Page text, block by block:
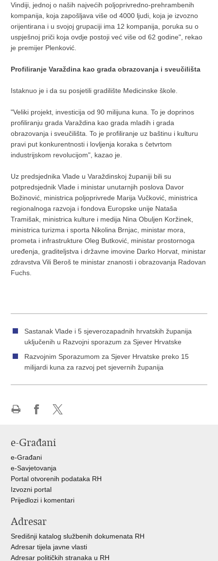
Vindiji, jednoj o naših najvećih poljoprivredno-prehrambenih
kompanija, koja zapošljava više od 4000 ljudi, koja je izvozno
orijentirana i u svojoj grupaciji ima 12 kompanija, poruka su o
uspješnoj priči koja ovdje postoji već više od 62 godine", rekao
je premijer Plenković.
Profiliranje Varaždina kao grada obrazovanja i sveučilišta
Istaknuo je i da su posjetili gradilište Medicinske škole.
"Veliki projekt, investicija od 90 milijuna kuna. To je doprinos
profiliranju grada Varaždina kao grada mladih i grada
obrazovanja i sveučilišta. To je profiliranje uz baštinu i kulturu
pravi put konkurentnosti i lovljenja koraka s četvrtom
industrijskom revolucijom", kazao je.
Uz predsjednika Vlade u Varaždinskoj županiji bili su
potpredsjednik Vlade i ministar unutarnjih poslova Davor
Božinović, ministrica poljoprivrede Marija Vučković, ministrica
regionalnoga razvoja i fondova Europske unije Nataša
Tramišak, ministrica kulture i medija Nina Obuljen Koržinek,
ministrica turizma i sporta Nikolina Brnjac, ministar mora,
prometa i infrastrukture Oleg Butković, ministar prostornoga
uređenja, graditeljstva i državne imovine Darko Horvat, ministar
zdravstva Vili Beroš te ministar znanosti i obrazovanja Radovan
Fuchs.
Sastanak Vlade i 5 sjeverozapadnih hrvatskih županija
uključenih u Razvojni sporazum za Sjever Hrvatske
Razvojnim Sporazumom za Sjever Hrvatske preko 15
milijardi kuna za razvoj pet sjevernih županija
Facebooku
X-
e-Građani
e-Građani
e-Savjetovanja
Portal otvorenih podataka RH
Izvozni portal
Prijedlozi i komentari
Adresar
Središnji katalog službenih dokumenata RH
Adresar tijela javne vlasti
Adresar političkih stranaka u RH